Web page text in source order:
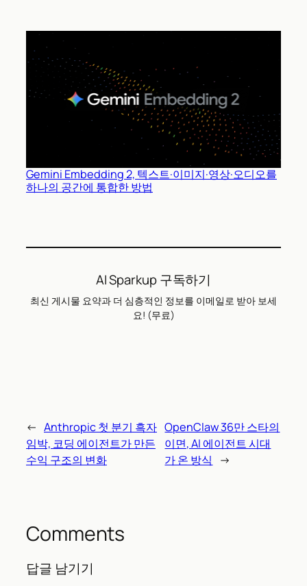
Gemini Embedding 2, 텍스트·이미지·영상·오디오를
하나의 공간에 통합한 방법
AI Sparkup 구독하기
최신 게시물 요약과 더 심층적인 정보를 이메일로 받아 보세
요! (무료)
← Anthropic 첫 분기 흑자
임박, 코딩 에이전트가 만든
수익 구조의 변화
OpenClaw 36만 스타의
이면, AI 에이전트 시대
가 온 방식
→
Comments
답글 남기기